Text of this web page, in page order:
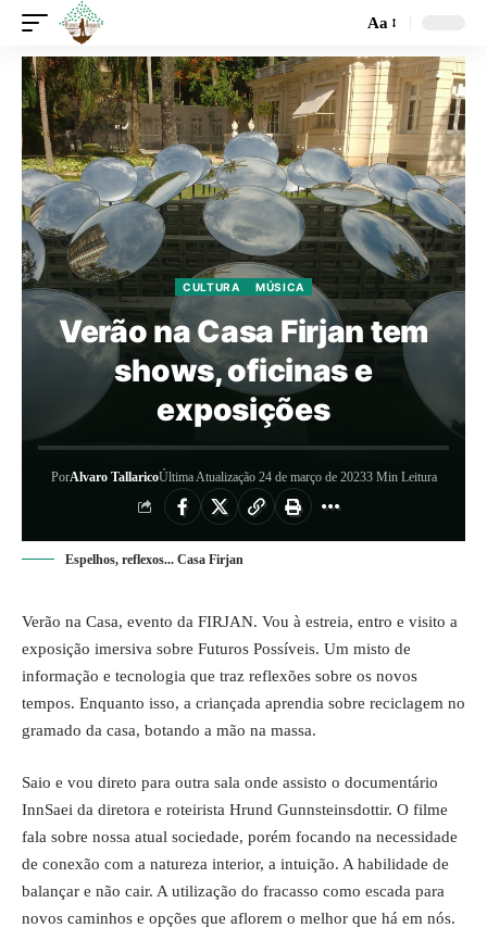
Aa
CULTURA MÚSICA
Verão na Casa Firjan tem
shows, oficinas e
exposições
PorAlvaro TallaricoÚltima Atualização 24 de março de 20233 Min Leitura
Espelhos, reflexos... Casa Firjan
Verão na Casa, evento da FIRJAN. Vou à estreia, entro e visito a
exposição imersiva sobre Futuros Possíveis. Um misto de
informação e tecnologia que traz reflexões sobre os novos
tempos. Enquanto isso, a criançada aprendia sobre reciclagem no
gramado da casa, botando a mão na massa.
Saio e vou direto para outra sala onde assisto o documentário
InnSaei da diretora e roteirista Hrund Gunnsteinsdottir. O filme
fala sobre nossa atual sociedade, porém focando na necessidade
de conexão com a natureza interior, a intuição. A habilidade de
balançar e não cair. A utilização do fracasso como escada para
novos caminhos e opções que aflorem o melhor que há em nós.